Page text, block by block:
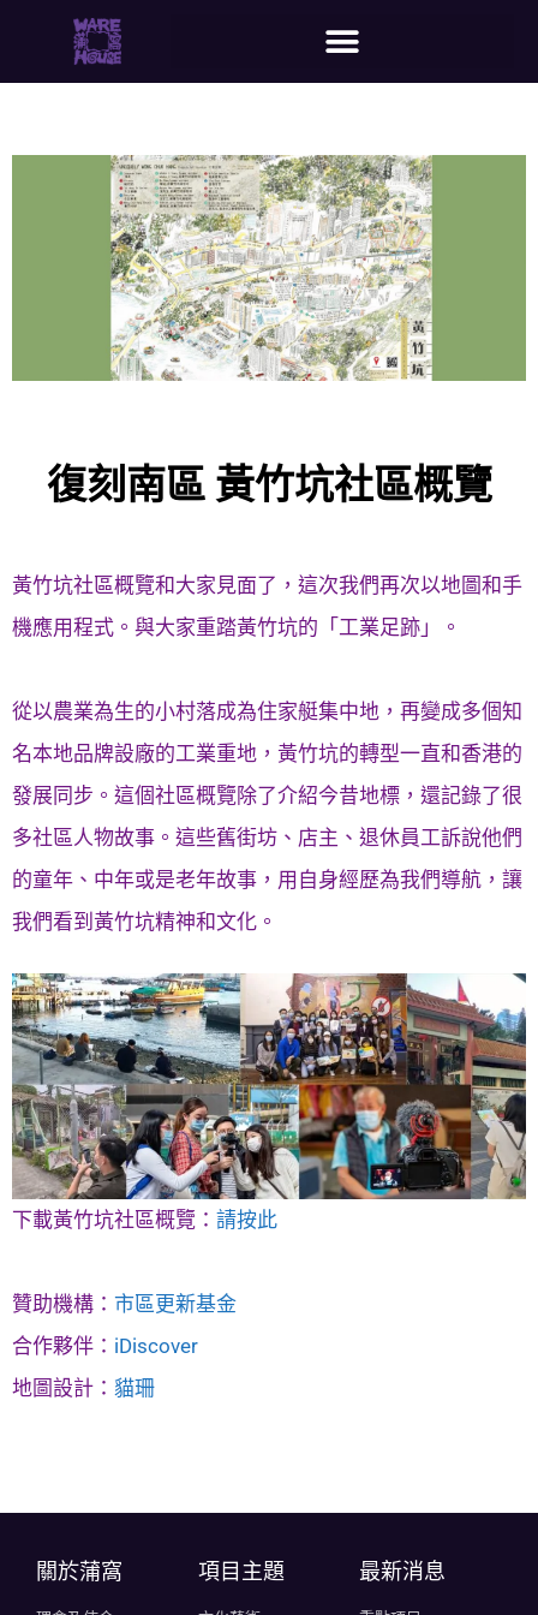
復刻南區 黃竹坑社區概覽
黃竹坑社區概覽和大家見面了，這次我們再次以地圖和手
機應用程式。與大家重踏黃竹坑的「工業足跡」。
從以農業為生的小村落成為住家艇集中地，再變成多個知
名本地品牌設廠的工業重地，黃竹坑的轉型一直和香港的
發展同步。這個社區概覽除了介紹今昔地標，還記錄了很
多社區人物故事。這些舊街坊、店主、退休員工訴說他們
的童年、中年或是老年故事，用自身經歷為我們導航，讓
我們看到黃竹坑精神和文化。
下載黃竹坑社區概覽： 請按此
贊助機構： 市區更新基金
合作夥伴： iDiscover
地圖設計： 貓珊
關於蒲窩​ 項目主題 最新消息